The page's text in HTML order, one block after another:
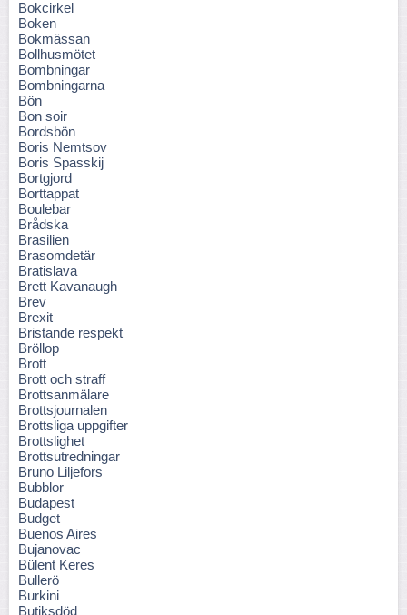
Bokcirkel
Boken
Bokmässan
Bollhusmötet
Bombningar
Bombningarna
Bön
Bon soir
Bordsbön
Boris Nemtsov
Boris Spasskij
Bortgjord
Borttappat
Boulebar
Brådska
Brasilien
Brasomdetär
Bratislava
Brett Kavanaugh
Brev
Brexit
Bristande respekt
Bröllop
Brott
Brott och straff
Brottsanmälare
Brottsjournalen
Brottsliga uppgifter
Brottslighet
Brottsutredningar
Bruno Liljefors
Bubblor
Budapest
Budget
Buenos Aires
Bujanovac
Bülent Keres
Bullerö
Burkini
Butiksdöd